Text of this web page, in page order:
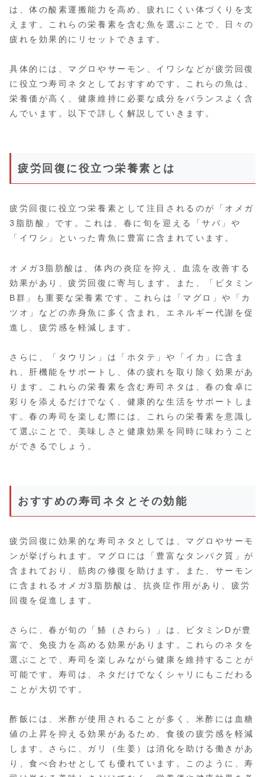
は、体の酸素運搬能力を高め、疲れにくい体づくりを支
えます。これらの栄養素を含む魚を選ぶことで、日々の
疲れを効果的にリセットできます。
具体的には、マグロやサーモン、イワシなどが疲労回復
に役立つ寿司ネタとしておすすめです。これらの魚は、
栄養価が高く、健康維持に必要な成分をバランスよく含
んでいます。以下で詳しく解説していきます。
疲労回復に役立つ栄養素とは
疲労回復に役立つ栄養素として注目されるのが「オメガ
3脂肪酸」です。これは、春に旬を迎える「サバ」や
「イワシ」といった青魚に豊富に含まれています。
オメガ3脂肪酸は、体内の炎症を抑え、血流を改善する
効果があり、疲労回復に寄与します。また、「ビタミン
B群」も重要な栄養素です。これらは「マグロ」や「カ
ツオ」などの赤身魚に多く含まれ、エネルギー代謝を促
進し、疲労感を軽減します。
さらに、「タウリン」は「ホタテ」や「イカ」に含ま
れ、肝機能をサポートし、体の疲れを取り除く効果があ
ります。これらの栄養素を含む寿司ネタは、春の食卓に
彩りを添えるだけでなく、健康的な生活をサポートしま
す。春の寿司を楽しむ際には、これらの栄養素を意識し
て選ぶことで、美味しさと健康効果を同時に味わうこと
ができるでしょう。
おすすめの寿司ネタとその効能
疲労回復に効果的な寿司ネタとしては、マグロやサーモ
ンが挙げられます。マグロには「豊富なタンパク質」が
含まれており、筋肉の修復を助けます。また、サーモン
に含まれるオメガ3脂肪酸は、抗炎症作用があり、疲労
回復を促進します。
さらに、春が旬の「鰆（さわら）」は、ビタミンDが豊
富で、免疫力を高める効果があります。これらのネタを
選ぶことで、寿司を楽しみながら健康を維持することが
可能です。寿司は、ネタだけでなくシャリにもこだわる
ことが大切です。
酢飯には、米酢が使用されることが多く、米酢には血糖
値の上昇を抑える効果があるため、食後の疲労感を軽減
します。さらに、ガリ（生姜）は消化を助ける働きがあ
り、食べ合わせとしても優れています。このように、寿